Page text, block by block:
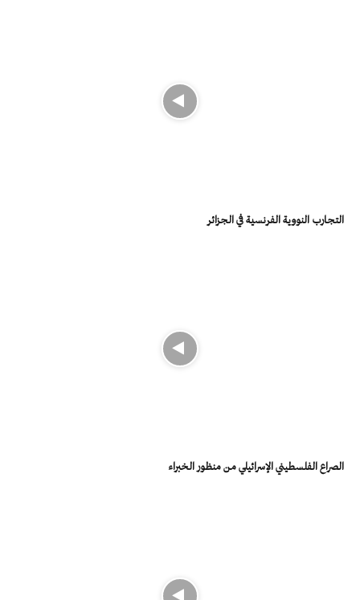
التجارب النووية الفرنسية في الجزائر
الصراع الفلسطيني الإسرائيلي من منظور الخبراء